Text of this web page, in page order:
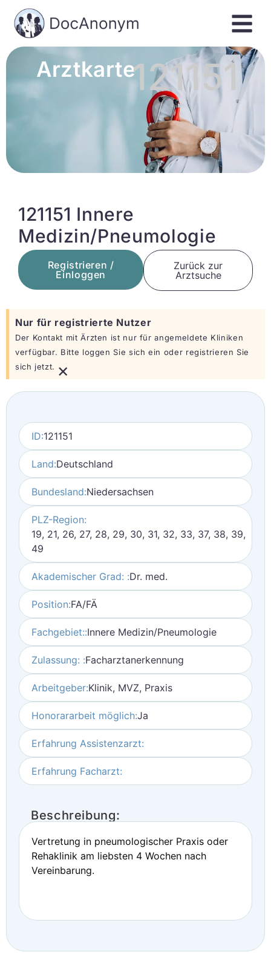
Arztkarte121151
121151 Innere
Medizin/Pneumologie
Registrieren /
Einloggen
Zurück zur
Arztsuche
Nur für registrierte Nutzer
Der Kontakt mit Ärzten ist nur für angemeldete Kliniken
verfügbar. Bitte loggen Sie sich ein oder registrieren Sie
sich jetzt. ×
ID:121151
Land:Deutschland
Bundesland:Niedersachsen
PLZ-Region:
19, 21, 26, 27, 28, 29, 30, 31, 32, 33, 37, 38, 39,
49
Akademischer Grad: :Dr. med.
Position:FA/FÄ
Fachgebiet::Innere Medizin/Pneumologie
Zulassung: :Facharztanerkennung
Arbeitgeber:Klinik, MVZ, Praxis
Honorararbeit möglich:Ja
Erfahrung Assistenzarzt:
Erfahrung Facharzt:
Beschreibung:
Vertretung in pneumologischer Praxis oder
Rehaklinik am liebsten 4 Wochen nach
Vereinbarung.